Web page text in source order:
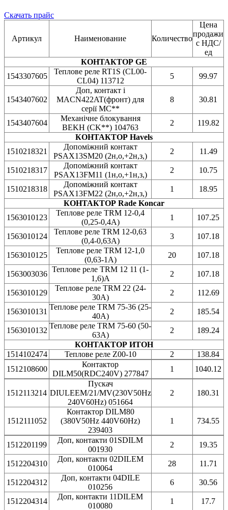
Скачать прайс
Артикул Наименование Количество
Цена
продажи
с НДС/
ед
КОНТАКТОР GE
1543307605
Теплове реле RT1S (CL00-
CL04) 113712
5 99.97
1543407602
Доп, контакт і
MACN422AT(фронт) для
серії MC**
8 30.81
1543407604
Механічне блокування
BEKH (CK**) 104763
2
119.82
КОНТАКТОР Havels
1510218321
Допоміжний контакт
PSAX13SM20 (2н,о,+2н,з,)
2 11.49
1510218317
Допоміжний контакт
PSAX13FM11 (1н,о,+1н,з,)
2 10.75
1510218318
Допоміжний контакт
PSAX13FM22 (2н,о,+2н,з,)
1
18.95
КОНТАКТОР Rade Koncar
1563010123
Теплове реле TRM 12-0,4
(0,25-0,4A)
1 107.25
1563010124
Теплове реле TRM 12-0,63
(0,4-0,63A)
3 107.18
1563010125
Теплове реле TRM 12-1,0
(0,63-1A)
20 107.18
1563003036
Теплове реле TRM 12 11 (1-
1,6)A
2 107.18
1563010129
Теплове реле TRM 22 (24-
30A)
2 112.69
1563010131
Теплове реле TRM 75-36 (25-
40A)
2 185.54
1563010132
Теплове реле TRM 75-60 (50-
63A)
2
189.24
КОНТАКТОР ИТОН
1514102474
Теплове реле Z00-10 2
138.84
1512108600
Контактор
DILM50(RDC240V) 277847
1 1040.12
1512113214
Пускач
DIULEEM/21/MV(230V50Hz
240V60Hz) 051664
2 180.31
1512111052
Контактор DILM80
(380V50Hz 440V60Hz)
239403
1 734.55
1512201199
Доп, контакти 01SDILM
001930
2 19.35
1512204310
Доп, контакти 02DILEM
010064
28 11.71
1512204312
Доп, контакти 04DILE
010256
6 30.56
1512204314
Доп, контакти 11DILEM
010080
1 17.7